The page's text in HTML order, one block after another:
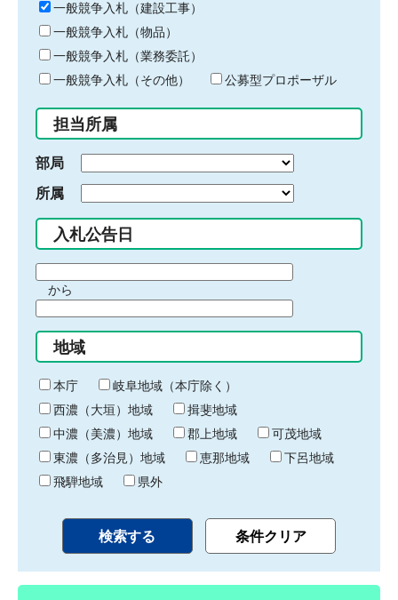
キ
ー
ワ
ー
ド
入
力
一般競争入札（建設工事）
一般競争入札（物品）
一般競争入札（業務委託）
一般競争入札（その他）
公募型プロポーザル
担当所属
部局
所属
入札公告日
間
始
り
から
間
終
わ
り
地域
本庁
岐阜地域（本庁除く）
西濃（大垣）地域
揖斐地域
中濃（美濃）地域
郡上地域
可茂地域
東濃（多治見）地域
恵那地域
下呂地域
飛騨地域
県外